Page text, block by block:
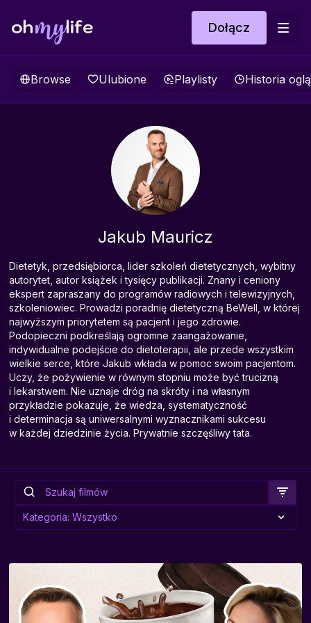
Dołącz
Browse Ulubione Playlisty Historia
Jakub Mauricz
Dietetyk, przedsiębiorca, lider szkoleń dietetycznych, wybitny
autorytet, autor książek i tysięcy publikacji. Znany i ceniony
ekspert zapraszany do programów radiowych i telewizyjnych,
szkoleniowiec. Prowadzi poradnię dietetyczną BeWell, w której
najwyższym priorytetem są pacjent i jego zdrowie.
Podopieczni podkreślają ogromne zaangażowanie,
indywidualne podejście do dietoterapii, ale przede wszystkim
wielkie serce, które Jakub wkłada w pomoc swoim pacjentom.
Uczy, że pożywienie w równym stopniu może być trucizną
i lekarstwem. Nie uznaje dróg na skróty i na własnym
przykładzie pokazuje, że wiedza, systematyczność
i determinacja są uniwersalnymi wyznacznikami sukcesu
w każdej dziedzinie życia. Prywatnie szczęśliwy tata.